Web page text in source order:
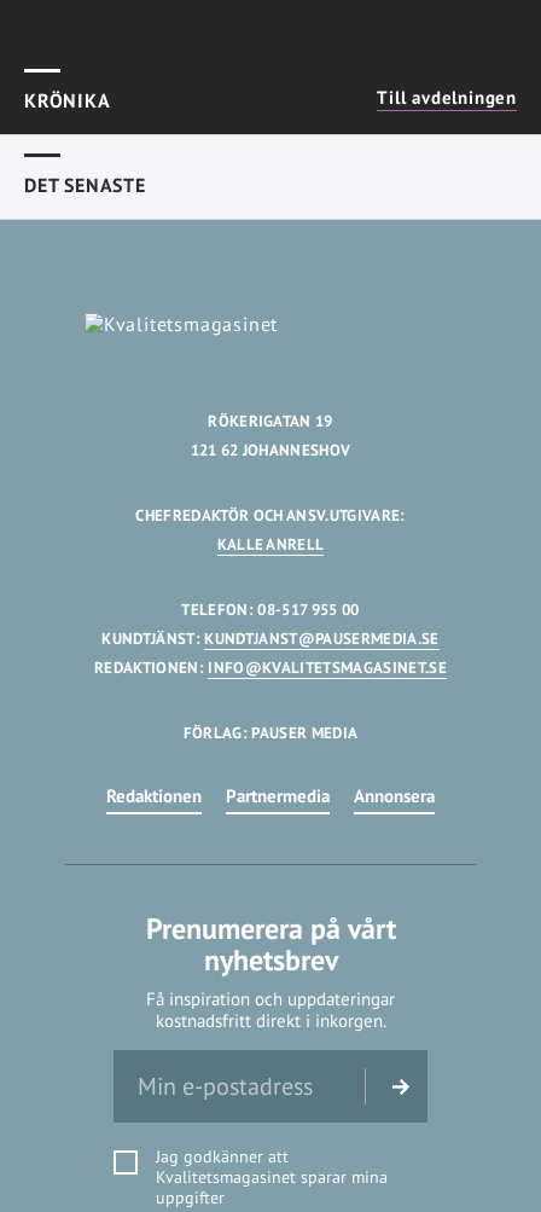
KRÖNIKA Till avdelningen
DET SENASTE
RÖKERIGATAN 19
121 62 JOHANNESHOV
CHEFREDAKTÖR OCH ANSV.UTGIVARE:
KALLE ANRELL
TELEFON: 08-517 955 00
KUNDTJÄNST:KUNDTJANST@PAUSERMEDIA.SE
REDAKTIONEN: INFO@KVALITETSMAGASINET.SE
FÖRLAG: PAUSER MEDIA
Redaktionen Partnermedia Annonsera
Prenumerera på vårt
nyhetsbrev
Få inspiration och uppdateringar
kostnadsfritt direkt i inkorgen.
Jag godkänner att
Kvalitetsmagasinet sparar mina
uppgifter